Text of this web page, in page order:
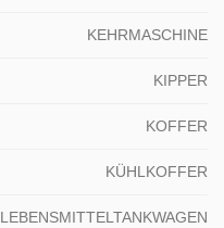
KEHRMASCHINE
KIPPER
KOFFER
KÜHLKOFFER
LEBENSMITTELTANKWAGEN